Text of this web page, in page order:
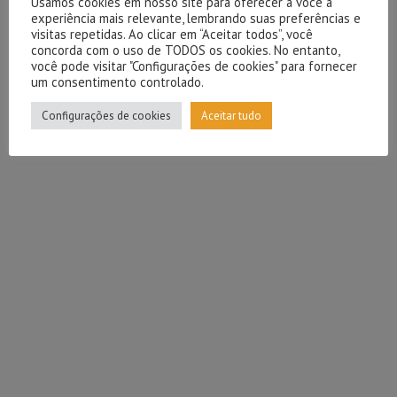
experiência mais relevante, lembrando suas preferências e
visitas repetidas. Ao clicar em “Aceitar todos”, você
concorda com o uso de TODOS os cookies. No entanto,
você pode visitar "Configurações de cookies" para fornecer
um consentimento controlado.
Configurações de cookies Aceitar tudo